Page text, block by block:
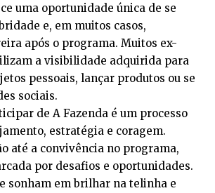
uma oportunidade única de se
e, em muitos casos,
após o programa. Muitos ex-
a visibilidade adquirida para
pessoais, lançar produtos ou se
sociais.
de A Fazenda é um processo
estratégia e coragem.
até a convivência no programa,
por desafios e oportunidades.
sonham em brilhar na telinha e